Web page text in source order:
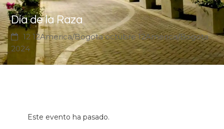
Día de la Raza
12 12America/Bogota octubre 12America/Bogota
2024
Este evento ha pasado.